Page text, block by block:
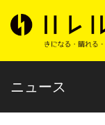
ニュース